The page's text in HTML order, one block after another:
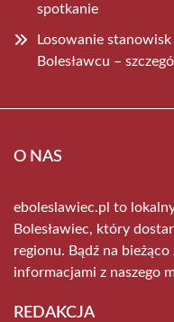
spotkanie
Losowanie
Bolesławcu –
O NAS
eboleslawiec.pl to
Bolesławiec, który
regionu. Bądź na
informacjami z naszego
REDAKCJA